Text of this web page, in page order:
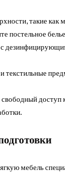
такие как
постельное
текстильные
мебель